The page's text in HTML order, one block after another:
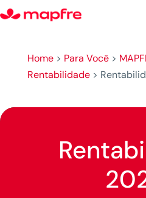
Home> Para Você>
Rentabilidade>